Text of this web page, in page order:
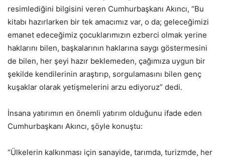
resimlediğini bilgisini veren Cumhurbaşkanı Akıncı, “Bu
kitabı hazırlarken bir tek amacımız var, o da; geleceğimizi
emanet edeceğimiz çocuklarımızın ezberci olmak yerine
haklarını bilen, başkalarının haklarına saygı göstermesini
de bilen, her şeyi hazır beklemeden, çağımıza uygun bir
şekilde kendilerinin araştırıp, sorgulamasını bilen genç
kuşaklar olarak yetişmelerini arzu ediyoruz” dedi.
İnsana yatırımın en önemli yatırım olduğunu ifade eden
Cumhurbaşkanı Akıncı, şöyle konuştu:
“Ülkelerin kalkınması için sanayide, tarımda, turizmde, her